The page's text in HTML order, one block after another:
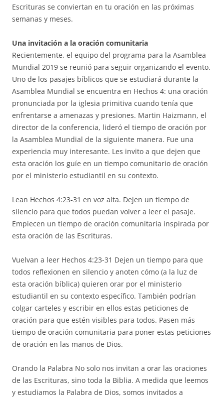
Escrituras se conviertan en tu oración en las próximas
semanas y meses.
Una invitación a la oración comunitaria
Recientemente, el equipo del programa para la Asamblea
Mundial 2019 se reunió para seguir organizando el evento.
Uno de los pasajes bíblicos que se estudiará durante la
Asamblea Mundial se encuentra en Hechos 4: una oración
pronunciada por la iglesia primitiva cuando tenía que
enfrentarse a amenazas y presiones. Martin Haizmann, el
director de la conferencia, lideró el tiempo de oración por
la Asamblea Mundial de la siguiente manera. Fue una
experiencia muy interesante. Les invito a que dejen que
esta oración los guíe en un tiempo comunitario de oración
por el ministerio estudiantil en su contexto.
Lean Hechos 4:23-31 en voz alta. Dejen un tiempo de
silencio para que todos puedan volver a leer el pasaje.
Empiecen un tiempo de oración comunitaria inspirada por
esta oración de las Escrituras.
Vuelvan a leer Hechos 4:23-31 Dejen un tiempo para que
todos reflexionen en silencio y anoten cómo (a la luz de
esta oración bíblica) quieren orar por el ministerio
estudiantil en su contexto específico. También podrían
colgar carteles y escribir en ellos estas peticiones de
oración para que estén visibles para todos. Pasen más
tiempo de oración comunitaria para poner estas peticiones
de oración en las manos de Dios.
Orando la Palabra No solo nos invitan a orar las oraciones
de las Escrituras, sino toda la Biblia. A medida que leemos
y estudiamos la Palabra de Dios, somos invitados a